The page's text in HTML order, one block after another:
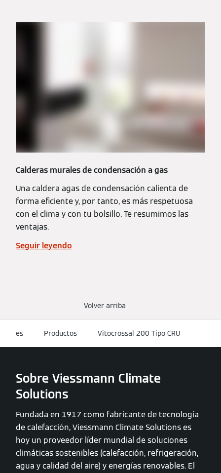
Calderas murales de condensación a gas
Una caldera agas de condensación calienta de
forma eficiente y, por tanto, es más respetuosa
con el clima y con tu bolsillo. Te resumimos las
ventajas.
Seguir leyendo
Volver arriba
es Productos Vitocrossal 200 Tipo CRU
Sobre Viessmann Climate
Solutions
Fundada en 1917 como fabricante de tecnología
de calefacción, Viessmann Climate Solutions es
hoy un proveedor líder mundial de soluciones
climáticas sostenibles (calefacción, refrigeración,
agua y calidad del aire) y energías renovables. El